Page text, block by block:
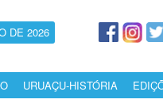
DE 2026
URUAÇU-HISTÓRIA